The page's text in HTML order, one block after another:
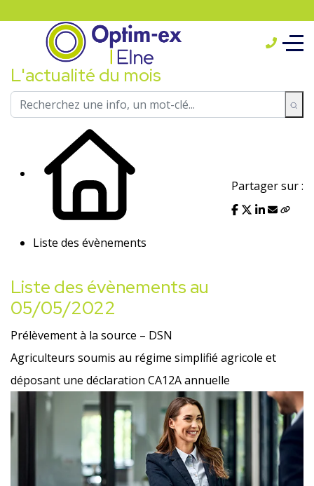
L'actualité du mois
Liste des évènements
Partager sur :
Liste des évènements au
05/05/2022
Prélèvement à la source – DSN
Agriculteurs soumis au régime simplifié agricole et
déposant une déclaration CA12A annuelle